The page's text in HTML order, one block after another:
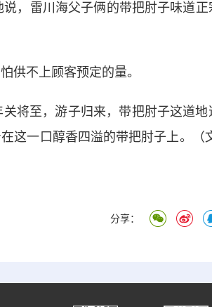
，雷川海父子俩的带把肘子味道正
不上顾客预定的量。
将至，游子归来，带把肘子这道地
这一口醇香四溢的带把肘子上。（
分享：